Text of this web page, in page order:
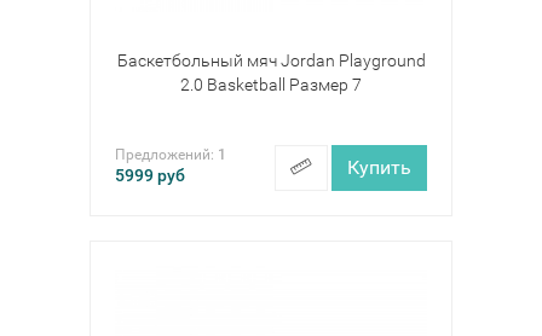
Баскетбольный мяч Jordan Playground
2.0 Basketball Размер 7
Предложений: 1
5999руб Купить